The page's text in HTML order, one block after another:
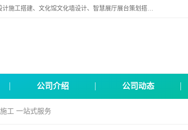
苏州映江南空间营造设计有限公司位于江苏省苏州市,是一家以从事建筑装饰、展馆展厅策划设计施工搭建、文化馆文化墙设计、智慧展厅展台策划搭建和其他建筑装饰装修业为主的企业。
公司介绍 公司动态
工 一站式服务